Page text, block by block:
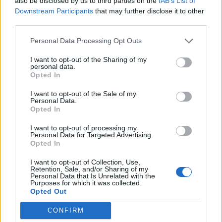
Downstream Participants that may further disclose it to other
Personal Data Processing Opt Outs
I want to opt-out of the Sharing of my
personal data.
Opted In
I want to opt-out of the Sale of my
Personal Data.
Opted In
I want to opt-out of processing my
Personal Data for Targeted Advertising.
Opted In
I want to opt-out of Collection, Use,
Retention, Sale, and/or Sharing of my
Personal Data that Is Unrelated with the
Purposes for which it was collected.
Opted Out
CONFIRM
ΑΠΟΨΕΙΣ